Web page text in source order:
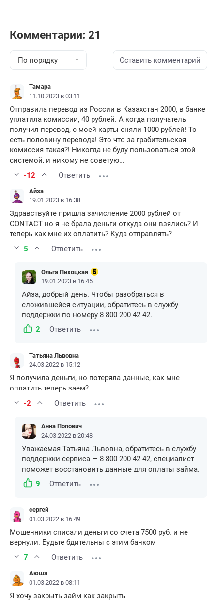
Комментарии: 21
По порядку Оставить комментарий
Тамара
11.10.2023 в 03:11
Отправила перевод из России в Казахстан 2000, в банке
уплатила комиссии, 40 рублей. А когда получатель
получил перевод, с моей карты сняли 1000 рублей! То
есть половину перевода! Это что за грабительская
комиссия такая?! Никогда не буду пользоваться этой
системой, и никому не советую…
-12
Ответить
Айза
19.01.2023 в 16:38
Здравствуйте пришла зачисление 2000 рублей от
CONTACT но я не брала деньги откуда они взялись? И
теперь как мне их оплатить? Куда отправлять?
5
Ответить
Ольга Пихоцкая
19.01.2023 в 16:45
Айза, добрый день. Чтобы разобраться в
сложившейся ситуации, обратитесь в службу
поддержки по номеру 8 800 200 42 42.
2
Ответить
Татьяна Львовна
24.03.2022 в 15:12
Я получила деньги, но потеряла данные, как мне
оплатить теперь заем?
-2
Ответить
Анна Попович
24.03.2022 в 20:48
Уважаемая Татьяна Львовна, обратитесь в службу
поддержки сервиса — 8 800 200 42 42, специалист
поможет восстановить данные для оплаты займа.
9
Ответить
сергей
01.03.2022 в 16:49
Мошенники списали деньги со счета 7500 руб. и не
вернули. Будьте бдительны с этим банком
7
Ответить
Аюша
01.03.2022 в 08:11
Я хочу закрыть займ как закрыть